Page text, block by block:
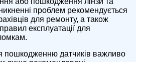
проблем рекомендується
для ремонту, а також
експлуатації для
пошкодженню датчиків важливо